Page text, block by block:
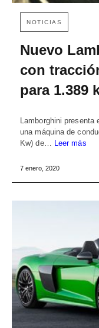
NOTICIAS
Nuevo
con
para 1.389
Lamborghini presenta
una máquina de
Kw) de… Leer más
7 enero, 2020